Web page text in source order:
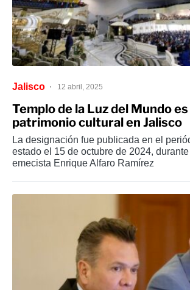
Jalisco 12 abril, 2025
Templo de la Luz del Mundo
patrimonio cultural en Jalisco
La designación fue publicada en el
estado el 15 de octubre de 2024,
emecista Enrique Alfaro Ramírez